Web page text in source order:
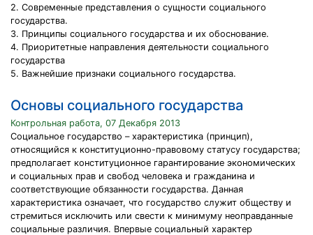
2. Современные представления о сущности социального
государства.
3. Принципы социального государства и их обоснование.
4. Приоритетные направления деятельности социального
государства
5. Важнейшие признаки социального государства.
Основы социального государства
Контрольная работа, 07 Декабря 2013
Социальное государство – характеристика (принцип),
относящийся к конституционно-правовому статусу государства;
предполагает конституционное гарантирование экономических
и социальных прав и свобод человека и гражданина и
соответствующие обязанности государства. Данная
характеристика означает, что государство служит обществу и
стремиться исключить или свести к минимуму неоправданные
социальные различия. Впервые социальный характер